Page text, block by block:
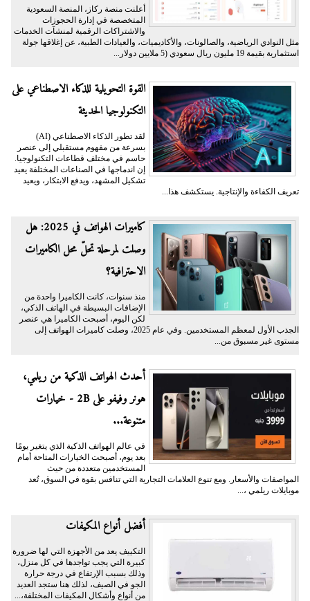
أعلنت منصة ركاز، المنصة السعودية
المتخصصة في إدارة الحجوزات
والاشتراكات الرقمية لمنشآت الخدمات
مثل النوادي الرياضية، والصالونات، والأكاديميات، والعيادات الطبية، عن إغلاقها جولة
استثمارية بقيمة 19 مليون ريال سعودي (5 ملايين دولار...
القوة التحويلية للذكاء الاصطناعي على
التكنولوجيا الحديثة
لقد تطور الذكاء الاصطناعي (AI)
بسرعة من مفهوم مستقبلي إلى عنصر
حاسم في مختلف قطاعات التكنولوجيا.
إن اندماجها في الصناعات المختلفة يعيد
تشكيل المشهد، ويدفع الابتكار، ويعيد
تعريف الكفاءة والإنتاجية. يستكشف هذا...
كاميرات الهواتف في 2025: هل
وصلت لمرحلة تحلّ محل الكاميرات
الاحترافية؟
منذ سنوات، كانت الكاميرا واحدة من
الإضافات البسيطة في الهاتف الذكي،
لكن اليوم، أصبحت الكاميرا هي عنصر
الجذب الأول لمعظم المستخدمين. وفي عام 2025، وصلت كاميرات الهواتف إلى
مستوى غير مسبوق من...
أحدث الهواتف الذكية من ريلمي،
هونر وفيفو على 2B - خيارات
متنوعة...
في عالم الهواتف الذكية الذي يتغير يومًا
بعد يوم، أصبحت الخيارات المتاحة أمام
المستخدمين متعددة من حيث
المواصفات والأسعار. ومع تنوع العلامات التجارية التي تنافس بقوة في السوق، تُعد
موبايلات ريلمي ،...
أفضل أنواع المكيفات
التكييف يعد من الأجهزة التي لها ضرورة
كبيرة التي يجب تواجدها في كل منزل،
وذلك بسبب الإرتفاع في درجة حرارة
الجو في الصيف، لذلك هنا ستجد العديد
من أنواع وأشكال المكيفات المختلفة،...